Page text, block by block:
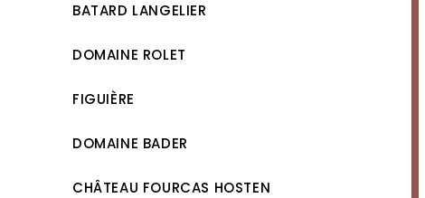
BATARD LANGELIER
DOMAINE ROLET
FIGUIÈRE
DOMAINE BADER
CHÂTEAU FOURCAS HOSTEN